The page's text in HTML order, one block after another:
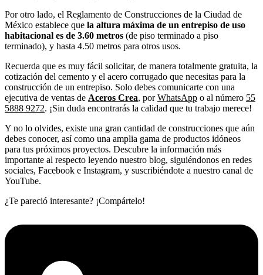
Por otro lado, el Reglamento de Construcciones de la Ciudad de
México establece que la altura máxima de un entrepiso de uso
habitacional es de 3.60 metros (de piso terminado a piso
terminado), y hasta 4.50 metros para otros usos.
Recuerda que es muy fácil solicitar, de manera totalmente gratuita, la
cotización del cemento y el acero corrugado que necesitas para la
construcción de un entrepiso. Solo debes comunicarte con una
ejecutiva de ventas de Aceros Crea, porWhatsApp o al número 55
5888 9272. ¡Sin duda encontrarás la calidad que tu trabajo merece!
Y no lo olvides, existe una gran cantidad de construcciones que aún
debes conocer, así como una amplia gama de productos idóneos
para tus próximos proyectos. Descubre la información más
importante al respecto leyendo nuestro blog, siguiéndonos en redes
sociales, Facebook e Instagram, y suscribiéndote a nuestro canal de
YouTube.
¿Te pareció interesante? ¡Compártelo!